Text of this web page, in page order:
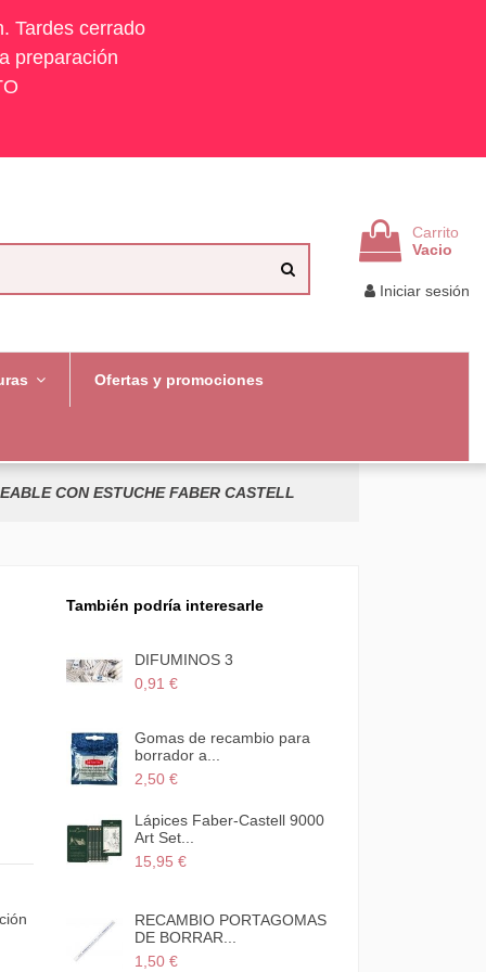
Tardes cerrado
preparación
Carrito
Vacio
Iniciar sesión
Ofertas y promociones
CON ESTUCHE FABER CASTELL
También podría interesarle
9MM
DIFUMINOS 3
0,91 €
Gomas de recambio para
borrador a...
2,50 €
Lápices Faber-Castell 9000
Art Set...
15,95 €
TIPO
RECAMBIO PORTAGOMAS
DE BORRAR...
1,50 €